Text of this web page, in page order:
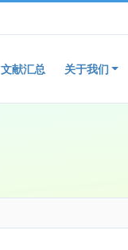
文献汇总 关于我们